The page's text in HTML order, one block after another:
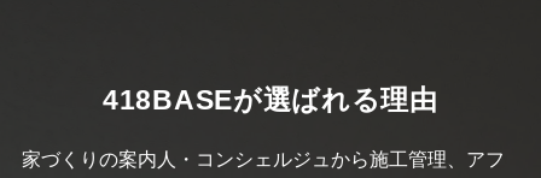
418BASEが選ばれる理由
家づくりの案内人・コンシェルジュから施工管理、アフ